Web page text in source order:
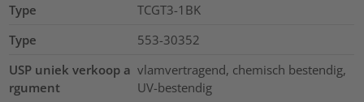
Type
TCGT3-1BK
Type
553-30352
USP uniek verkoop a
rgument
vlamvertragend, chemisch bestendig,
UV-bestendig